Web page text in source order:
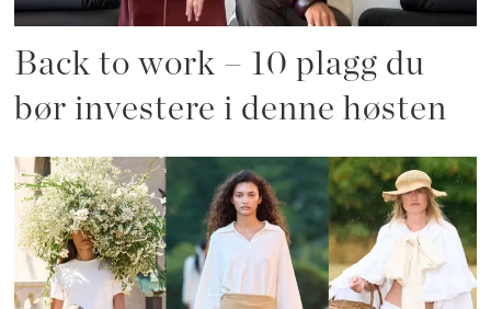
Back to work – 10 plagg du
bør investere i denne høsten